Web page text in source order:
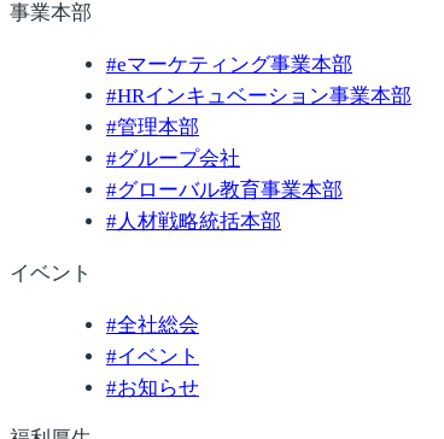
事業本部
#eマーケティング事業本部
#HRインキュベーション事業本部
#管理本部
#グループ会社
#グローバル教育事業本部
#人材戦略統括本部
イベント
#全社総会
#イベント
#お知らせ